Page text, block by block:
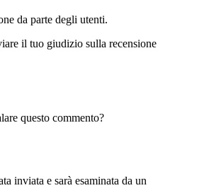
da parte degli utenti.
il tuo giudizio sulla recensione
questo commento?
inviata e sarà esaminata da un